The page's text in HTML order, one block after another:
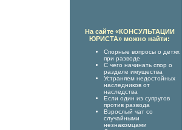
На сайте «КОНСУЛЬТАЦИИ
ЮРИСТА» можно найти:
Спорные вопросы о детях
при разводе
С чего начинать спор о
разделе имущества
Устраняем недостойных
наследников от
наследства
Если один из супругов
против развода
Взрослый чат со
случайными
незнакомцами